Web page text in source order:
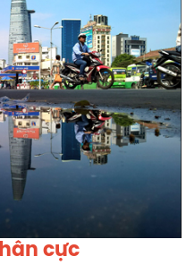
cực